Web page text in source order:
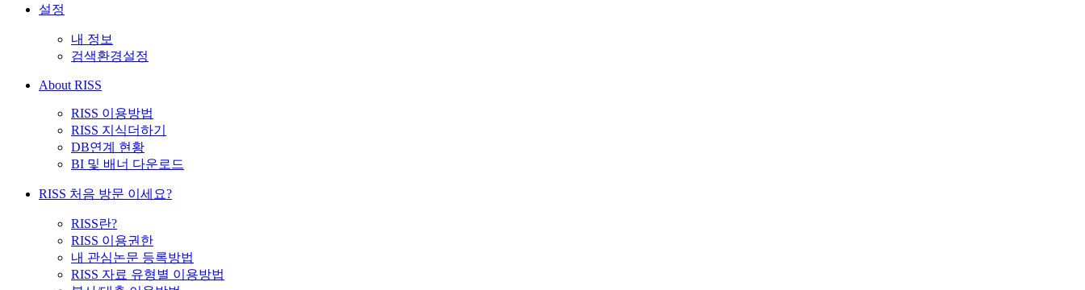
설정
내 정보
검색환경설정
About RISS
RISS 이용방법
RISS 지식더하기
DB연계 현황
BI 및 배너 다운로드
RISS 처음 방문 이세요?
RISS란?
RISS 이용권한
내 관심논문 등록방법
RISS 자료 유형별 이용방법